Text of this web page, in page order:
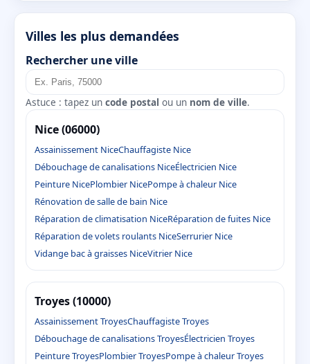
Villes les plus demandées
Rechercher une ville
Astuce : tapez un code postal ou un nom de ville.
Nice (06000)
Assainissement NiceChauffagiste Nice
Débouchage de canalisations NiceÉlectricien Nice
Peinture NicePlombier NicePompe à chaleur Nice
Rénovation de salle de bain Nice
Réparation de climatisation NiceRéparation de fuites Nice
Réparation de volets roulants NiceSerrurier Nice
Vidange bac à graisses NiceVitrier Nice
Troyes (10000)
Assainissement TroyesChauffagiste Troyes
Débouchage de canalisations TroyesÉlectricien Troyes
Peinture TroyesPlombier TroyesPompe à chaleur Troyes